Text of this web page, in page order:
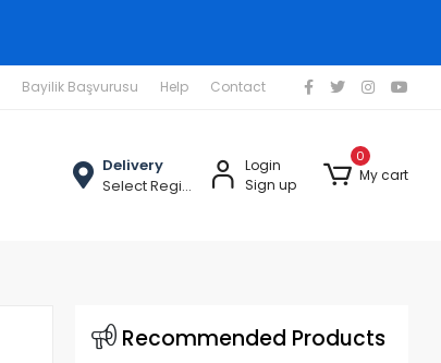
Bayilik Başvurusu Help Contact
Delivery
Select Region
Login
Sign up
0
My cart
Recommended Products